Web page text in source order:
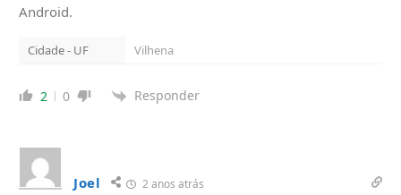
Android.
Cidade - UF Vilhena
2 0 Responder
Joel 2 anos atrás